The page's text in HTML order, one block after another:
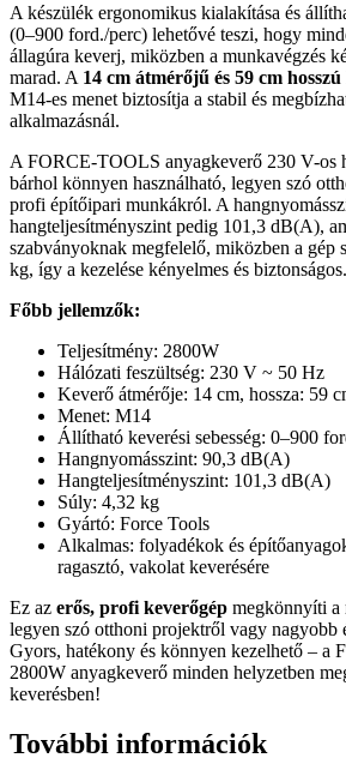
A készülék ergonomikus kialakítása és
(0–900 ford./perc) lehetővé teszi, hogy
állagúra keverj, miközben a munkavégzés
marad. A 14 cm átmérőjű és 59 cm
M14-es menet biztosítja a stabil és
alkalmazásnál.
A FORCE-TOOLS anyagkeverő 230 V-os
bárhol könnyen használható, legyen szó
profi építőipari munkákról. A
hangteljesítményszint pedig 101,3 dB(A),
szabványoknak megfelelő, miközben a gép
kg, így a kezelése kényelmes és biztonságos.
Főbb jellemzők:
Teljesítmény: 2800W
Hálózati feszültség: 230 V ~ 50 Hz
Keverő átmérője: 14 cm, hossza: 59
Menet: M14
Állítható keverési sebesség: 0–900
Hangnyomásszint: 90,3 dB(A)
Hangteljesítményszint: 101,3 dB(A)
Súly: 4,32 kg
Gyártó: Force Tools
Alkalmas: folyadékok és
ragasztó, vakolat keverésére
Ez az erős, profi keverőgép megkönnyíti a
legyen szó otthoni projektről vagy nagyobb
Gyors, hatékony és könnyen kezelhető – a
2800W anyagkeverő minden helyzetben
keverésben!
További információk